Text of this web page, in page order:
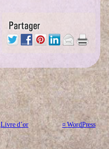
Livre d’or ¤WordPress